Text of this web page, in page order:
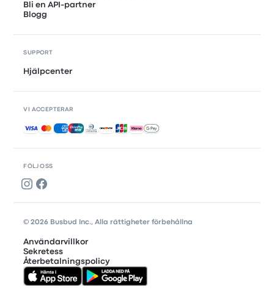
FÖLJ OSS
Bli en API-partner
Blogg
SUPPORT
Hjälpcenter
VI ACCEPTERAR
Accepterade betalningar
© 2026 Busbud Inc., Alla rättigheter förbehållna
Användarvillkor
Sekretess
Återbetalningspolicy